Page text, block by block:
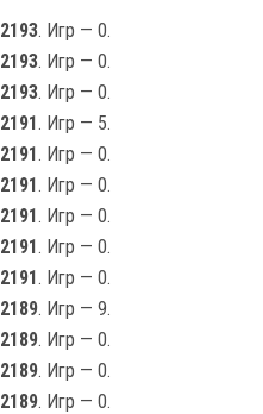
2193. Игр — 0.
2193. Игр — 0.
2193. Игр — 0.
2191. Игр — 5.
2191. Игр — 0.
2191. Игр — 0.
2191. Игр — 0.
2191. Игр — 0.
2191. Игр — 0.
2189. Игр — 9.
2189. Игр — 0.
2189. Игр — 0.
2189. Игр — 0.